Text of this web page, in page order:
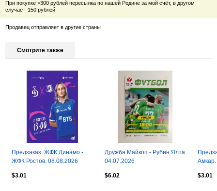
При покупке >300 рублей пересылка по нашей Родине за мой счёт, в другом
случае - 150 рублей
Продавец отправляет в другие страны
Смотрите также
Предзаказ. ЖФК Динамо -
ЖФК Ростов. 08.08.2026
$3.01
Дружба Майкоп - Рубин Ялта
04.07.2026
$6.02 $3.01